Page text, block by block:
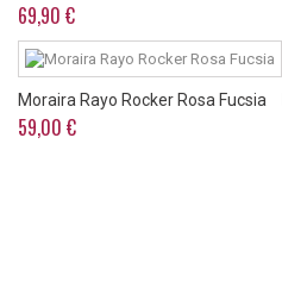
69,90 €
Moraira Rayo Rocker Rosa Fucsia
59,00 €